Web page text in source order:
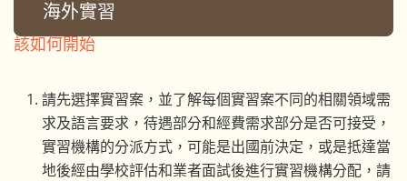
海外實習
該如何開始
請先選擇實習案，並了解每個實習案不同的相關領域需
求及語言要求，待遇部分和經費需求部分是否可接受，
實習機構的分派方式，可能是出國前決定，或是抵達當
地後經由學校評估和業者面試後進行實習機構分配，請